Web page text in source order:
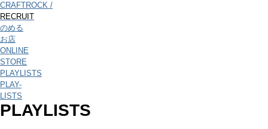
CRAFTROCK /
RECRUIT
のめる
お店
ONLINE
STORE
PLAYLISTS
PLAY-
LISTS
PLAYLISTS